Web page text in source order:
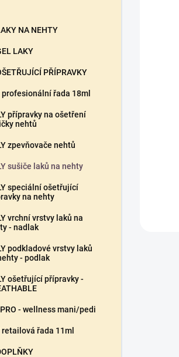
NA NEHTY
LAKY
PŘÍPRAVKY
profesionální řada 18ml
přípravky na ošetření
nehtů
zpevňovače nehtů
sušiče laků na nehty
speciální ošetřující
na nehty
vrchní vrstvy laků na
- nadlak
podkladové vrstvy laků
- podlak
ošetřující přípravky -
- wellness mani/pedi
retailová řada 11ml